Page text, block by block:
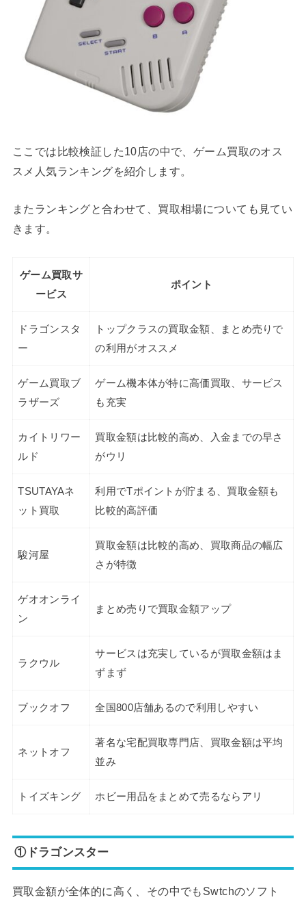
ここでは比較検証した10店の中で、ゲーム買取のオス
スメ人気ランキングを紹介します。
またランキングと合わせて、買取相場についても見てい
きます。
ゲーム買取サ
ービス
ポイント
ドラゴンスタ
ー
トップクラスの買取金額、まとめ売りで
の利用がオススメ
ゲーム買取ブ
ラザーズ
ゲーム機本体が特に高価買取、サービス
も充実
カイトリワー
ルド
買取金額は比較的高め、入金までの早さ
がウリ
TSUTAYAネ
ット買取
利用でTポイントが貯まる、買取金額も
比較的高評価
駿河屋
買取金額は比較的高め、買取商品の幅広
さが特徴
ゲオオンライ
ン
まとめ売りで買取金額アップ
ラクウル
サービスは充実しているが買取金額はま
ずまず
ブックオフ 全国800店舗あるので利用しやすい
ネットオフ
著名な宅配買取専門店、買取金額は平均
並み
トイズキング ホビー用品をまとめて売るならアリ
①ドラゴンスター
買取金額が全体的に高く、その中でもSwtchのソフト